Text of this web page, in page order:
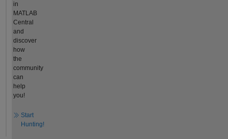
in
MATLAB
Central
and
discover
how
the
community
can
help
you!
Start
Hunting!